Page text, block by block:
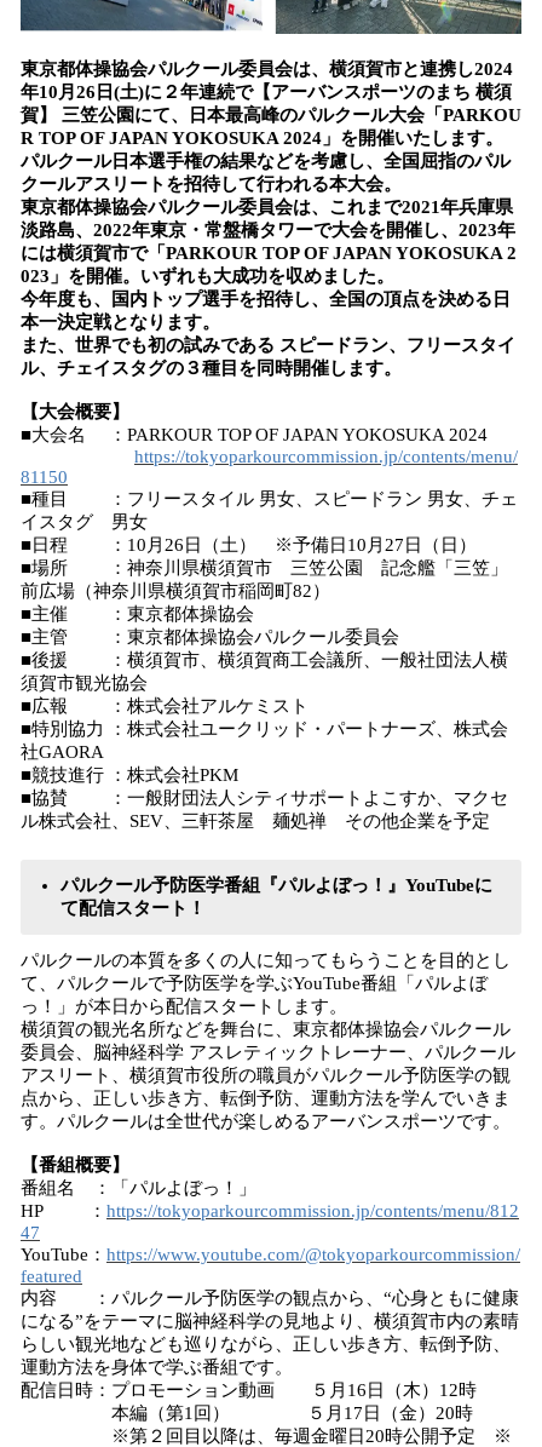
東京都体操協会パルクール委員会は、横須賀市と連携し2024
年10月26日(土)に２年連続で【アーバンスポーツのまち 横須
賀】 三笠公園にて、日本最高峰のパルクール大会「PARKOU
R TOP OF JAPAN YOKOSUKA 2024」を開催いたします。
パルクール日本選手権の結果などを考慮し、全国屈指のパル
クールアスリートを招待して行われる本大会。
東京都体操協会パルクール委員会は、これまで2021年兵庫県
淡路島、2022年東京・常盤橋タワーで大会を開催し、2023年
には横須賀市で「PARKOUR TOP OF JAPAN YOKOSUKA 2
023」を開催。いずれも大成功を収めました。
今年度も、国内トップ選手を招待し、全国の頂点を決める日
本一決定戦となります。
また、世界でも初の試みである スピードラン、フリースタイ
ル、チェイスタグの３種目を同時開催します。
【大会概要】
■大会名 ：PARKOUR TOP OF JAPAN YOKOSUKA 2024
https://tokyoparkourcommission.jp/contents/menu/
81150
■種目 ：フリースタイル 男女、スピードラン 男女、チェ
イスタグ 男女
■日程 ：10月26日（土） ※予備日10月27日（日）
■場所 ：神奈川県横須賀市 三笠公園 記念艦「三笠」
前広場（神奈川県横須賀市稲岡町82）
■主催 ：東京都体操協会
■主管 ：東京都体操協会パルクール委員会
■後援 ：横須賀市、横須賀商工会議所、一般社団法人横
須賀市観光協会
■広報 ：株式会社アルケミスト
■特別協力 ：株式会社ユークリッド・パートナーズ、株式会
社GAORA
■競技進行 ：株式会社PKM
■協賛 ：一般財団法人シティサポートよこすか、マクセ
ル株式会社、SEV、三軒茶屋 麺処禅 その他企業を予定
パルクール予防医学番組『パルよぼっ！』YouTubeに
て配信スタート！
パルクールの本質を多くの人に知ってもらうことを目的とし
て、パルクールで予防医学を学ぶYouTube番組「パルよぼ
っ！」が本日から配信スタートします。
横須賀の観光名所などを舞台に、東京都体操協会パルクール
委員会、脳神経科学 アスレティックトレーナー、パルクール
アスリート、横須賀市役所の職員がパルクール予防医学の観
点から、正しい歩き方、転倒予防、運動方法を学んでいきま
す。パルクールは全世代が楽しめるアーバンスポーツです。
【番組概要】
番組名 ：「パルよぼっ！」
HP ： https://tokyoparkourcommission.jp/contents/menu/812
47
YouTube： https://www.youtube.com/@tokyoparkourcommission/
featured
内容 ：パルクール予防医学の観点から、“心身ともに健康
になる”をテーマに脳神経科学の見地より、横須賀市内の素晴
らしい観光地なども巡りながら、正しい歩き方、転倒予防、
運動方法を身体で学ぶ番組です。
配信日時：プロモーション動画 ５月16日（木）12時
本編（第1回） ５月17日（金）20時
※第２回目以降は、毎週金曜日20時公開予定 ※